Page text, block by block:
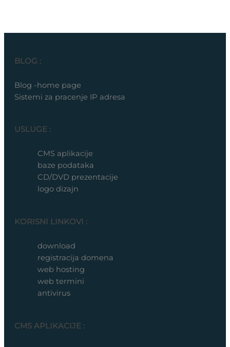
BLOG :
Blog -home page
Sistemi za pracenje IP adresa
USLUGE :
CMS aplikacije
baze podataka
CD/DVD prezentacije
logo dizajn
KORISNI LINKOVI :
download
registracija domena
web hosting
web termini
antivirus
CMS APLIKACIJE :